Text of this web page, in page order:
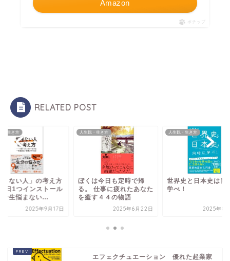
Amazon
ポチップ
RELATED POST
・生き方
まない人」の考え方
日1つインストール
一生悩まない...
2025年9月17日
人生観・生き方
ぼくは今日も定時で帰
る。 仕事に疲れたあなた
を癒す４４の物語
2025年6月22日
人生観・生き方
世界史と日本史は同
学べ！
2025年8
エフェクチュエーション 優れた起業家